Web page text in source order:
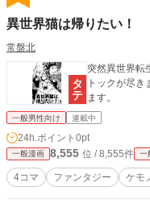
異世界猫は帰りたい！
常盤北
突然異世界転
トックが尽
ます。
一般男性向け 連載中
24h.ポイント 0pt
一般漫画 8,555 位 / 8,555件 一
4コマ ファンタジー ケモ